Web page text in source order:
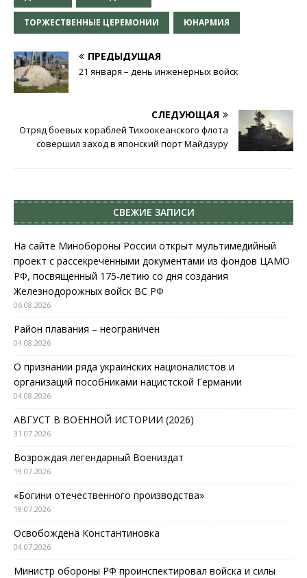
ТОРЖЕСТВЕННЫЕ ЦЕРЕМОНИИ ЮНАРМИЯ
ПРЕДЫДУЩАЯ
21 января – день инженерных войск
СЛЕДУЮЩАЯ
Отряд боевых кораблей Тихоокеанского флота
совершил заход в японский порт Майдзуру
СВЕЖИЕ ЗАПИСИ
На сайте Минобороны России открыт мультимедийный
проект с рассекреченными документами из фондов ЦАМО
РФ, посвященный 175-летию со дня создания
Железнодорожных войск ВС РФ
06.08.2026
Район плавания – неограничен
04.08.2026
О признании ряда украинских националистов и
организаций пособниками нацистской Германии
04.08.2026
АВГУСТ В ВОЕННОЙ ИСТОРИИ (2026)
31.07.2026
Возрождая легендарный Воениздат
19.07.2026
«Богини отечественного производства»
19.07.2026
Освобождена Константиновка
04.07.2026
Министр обороны РФ проинспектировал войска и силы